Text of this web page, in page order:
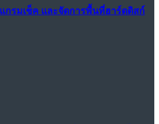
แกรมเช็ค และจัดการพื้นที่ฮาร์ดดิสก์